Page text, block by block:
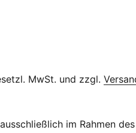
MwSt. und zzgl.
im Rahmen